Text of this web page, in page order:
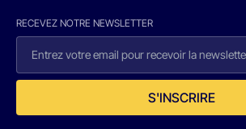
RECEVEZ NOTRE NEWSLETTER
S'INSCRIRE